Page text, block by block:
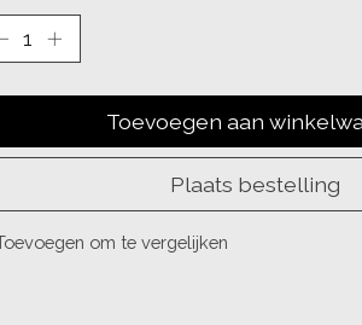
Toevoegen aan
Plaats bestelling
om te vergelijken